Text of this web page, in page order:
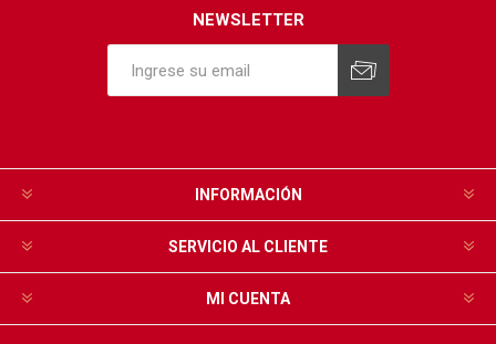
NEWSLETTER
INFORMACIÓN
SERVICIO AL CLIENTE
MI CUENTA